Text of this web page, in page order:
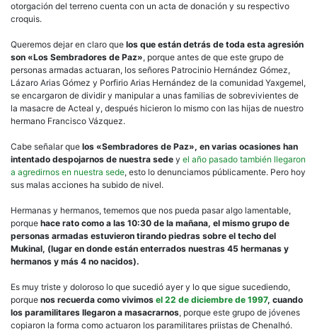
otorgación del terreno cuenta con un acta de donación y su respectivo
croquis.
Queremos dejar en claro que los que están detrás de toda esta agresión
son «Los Sembradores de Paz», porque antes de que este grupo de
personas armadas actuaran, los señores Patrocinio Hernández Gómez,
Lázaro Arias Gómez y Porfirio Arias Hernández de la comunidad Yaxgemel,
se encargaron de dividir y manipular a unas familias de sobrevivientes de
la masacre de Acteal y, después hicieron lo mismo con las hijas de nuestro
hermano Francisco Vázquez.
Cabe señalar que los «Sembradores de Paz», en varias ocasiones han
intentado despojarnos de nuestra sede y el año pasado también llegaron
a agredirnos en nuestra sede, esto lo denunciamos públicamente. Pero hoy
sus malas acciones ha subido de nivel.
Hermanas y hermanos, tememos que nos pueda pasar algo lamentable,
porque hace rato como a las 10:30 de la mañana, el mismo grupo de
personas armadas estuvieron tirando piedras sobre el techo del
Mukinal, (lugar en donde están enterrados nuestras 45 hermanas y
hermanos y más 4 no nacidos).
Es muy triste y doloroso lo que sucedió ayer y lo que sigue sucediendo,
porque nos recuerda como vivimos el 22 de diciembre de 1997, cuando
los paramilitares llegaron a masacrarnos, porque este grupo de jóvenes
copiaron la forma como actuaron los paramilitares priistas de Chenalhó.